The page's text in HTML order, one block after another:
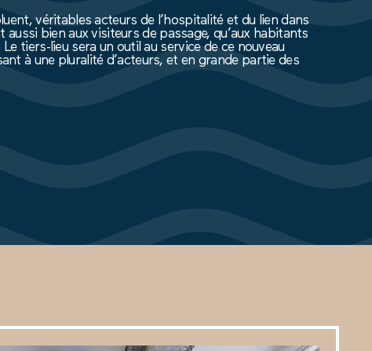
véritables acteurs de l’hospitalité et du lien dans
aussi bien aux visiteurs de passage, qu’aux habitants
tiers-lieu sera un outil au service de ce nouveau
à une pluralité d’acteurs, et en grande partie des